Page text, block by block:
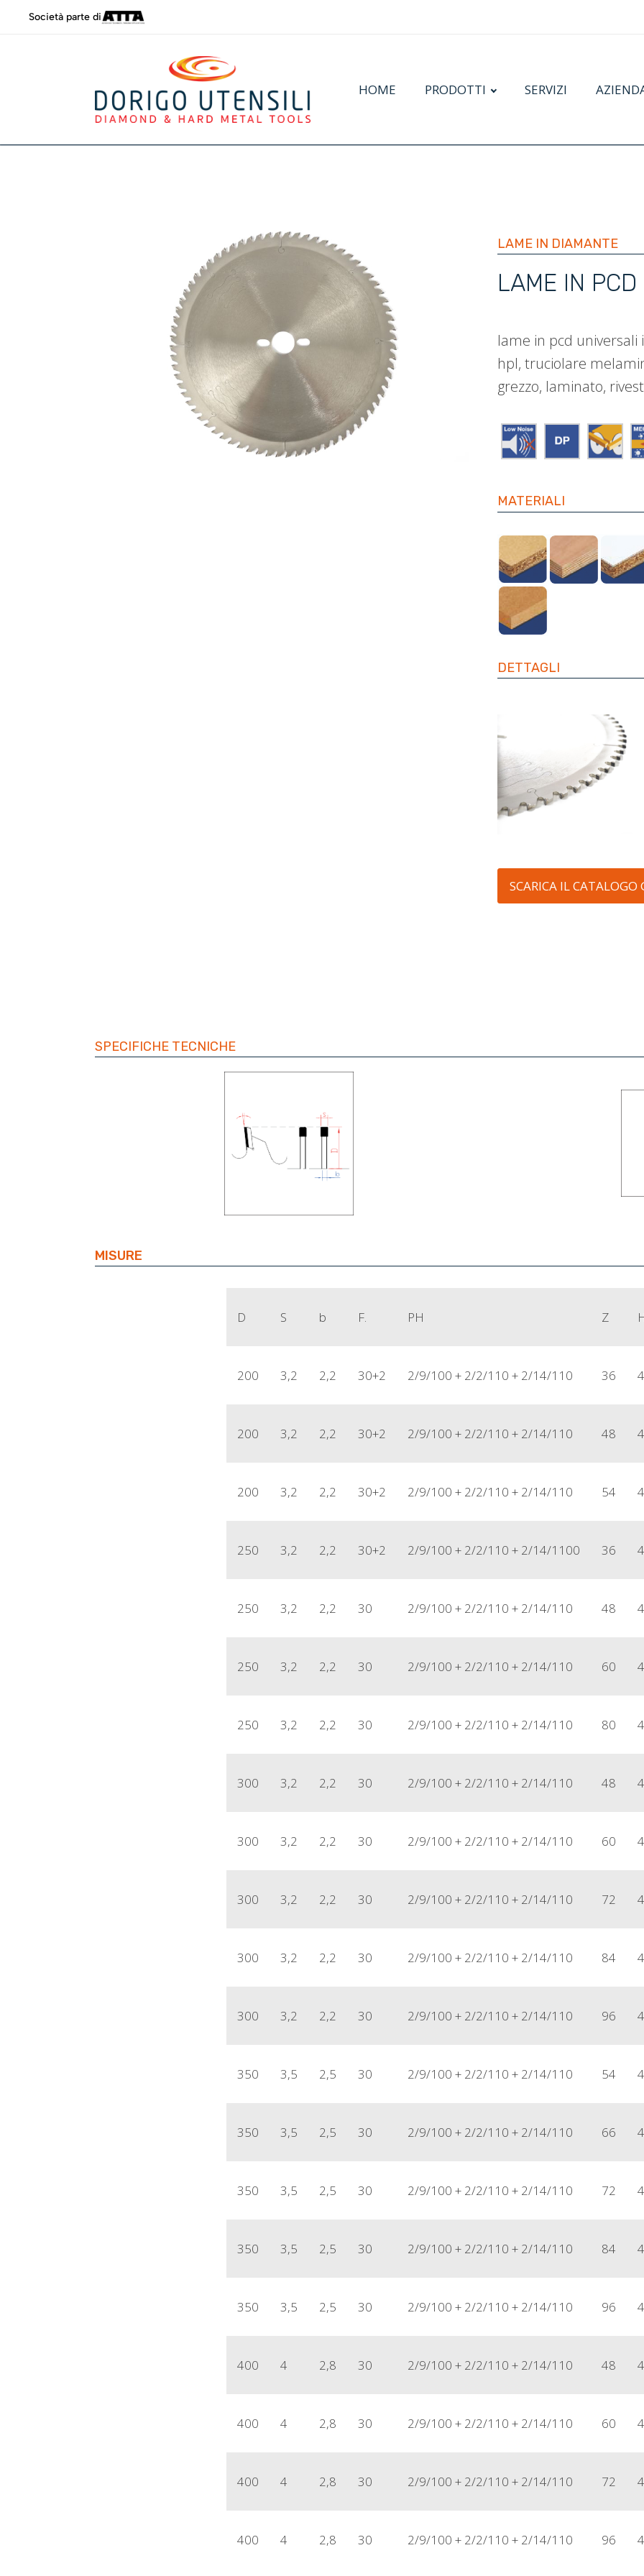
Società parte di
HOME PRODOTTI SERVIZI
LAME IN DIAMANTE
LAME IN
lame in pcd
hpl, truciolare
grezzo, laminato,
MATERIALI
DETTAGLI
SCARICA IL CATALOGO
SPECIFICHE TECNICHE
MISURE
D S b F. PH Z
200 3,2 2,2 30+2 2/9/100 + 2/2/110 + 2/14/110 36 4
200 3,2 2,2 30+2 2/9/100 + 2/2/110 + 2/14/110 48 4
200 3,2 2,2 30+2 2/9/100 + 2/2/110 + 2/14/110 54 4
250 3,2 2,2 30+2 2/9/100 + 2/2/110 + 2/14/1100 36 4
250 3,2 2,2 30 2/9/100 + 2/2/110 + 2/14/110 48 4
250 3,2 2,2 30 2/9/100 + 2/2/110 + 2/14/110 60 4
250 3,2 2,2 30 2/9/100 + 2/2/110 + 2/14/110 80 4
300 3,2 2,2 30 2/9/100 + 2/2/110 + 2/14/110 48 4
300 3,2 2,2 30 2/9/100 + 2/2/110 + 2/14/110 60 4
300 3,2 2,2 30 2/9/100 + 2/2/110 + 2/14/110 72 4
300 3,2 2,2 30 2/9/100 + 2/2/110 + 2/14/110 84 4
300 3,2 2,2 30 2/9/100 + 2/2/110 + 2/14/110 96 4
350 3,5 2,5 30 2/9/100 + 2/2/110 + 2/14/110 54 4
350 3,5 2,5 30 2/9/100 + 2/2/110 + 2/14/110 66 4
350 3,5 2,5 30 2/9/100 + 2/2/110 + 2/14/110 72 4
350 3,5 2,5 30 2/9/100 + 2/2/110 + 2/14/110 84 4
350 3,5 2,5 30 2/9/100 + 2/2/110 + 2/14/110 96 4
400 4 2,8 30 2/9/100 + 2/2/110 + 2/14/110 48 4
400 4 2,8 30 2/9/100 + 2/2/110 + 2/14/110 60 4
400 4 2,8 30 2/9/100 + 2/2/110 + 2/14/110 72 4
400 4 2,8 30 2/9/100 + 2/2/110 + 2/14/110 96 4